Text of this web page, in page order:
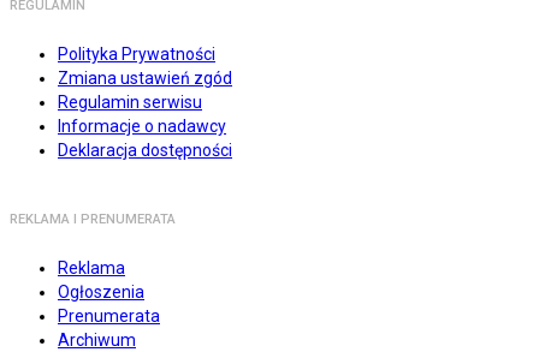
REGULAMIN
Polityka Prywatności
Zmiana ustawień zgód
Regulamin serwisu
Informacje o nadawcy
Deklaracja dostępności
REKLAMA I PRENUMERATA
Reklama
Ogłoszenia
Prenumerata
Archiwum